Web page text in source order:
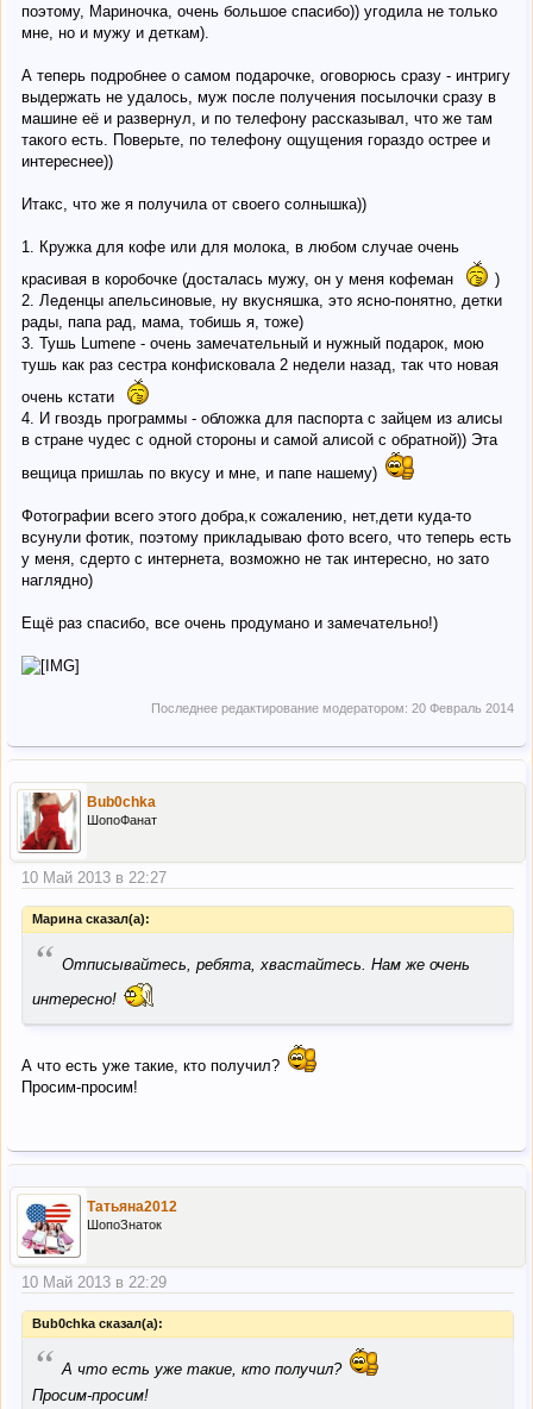
поэтому, Мариночка, очень большое спасибо)) угодила не только
мне, но и мужу и деткам).
А теперь подробнее о самом подарочке, оговорюсь сразу - интригу
выдержать не удалось, муж после получения посылочки сразу в
машине её и развернул, и по телефону рассказывал, что же там
такого есть. Поверьте, по телефону ощущения гораздо острее и
интереснее))
Итакс, что же я получила от своего солнышка))
1. Кружка для кофе или для молока, в любом случае очень
красивая в коробочке (досталась мужу, он у меня кофеман
)
2. Леденцы апельсиновые, ну вкусняшка, это ясно-понятно, детки
рады, папа рад, мама, тобишь я, тоже)
3. Тушь Lumene - очень замечательный и нужный подарок, мою
тушь как раз сестра конфисковала 2 недели назад, так что новая
очень кстати
4. И гвоздь программы - обложка для паспорта с зайцем из алисы
в стране чудес с одной стороны и самой алисой с обратной)) Эта
вещица пришлаь по вкусу и мне, и папе нашему)
Фотографии всего этого добра,к сожалению, нет,дети куда-то
всунули фотик, поэтому прикладываю фото всего, что теперь есть
у меня, сдерто с интернета, возможно не так интересно, но зато
наглядно)
Ещё раз спасибо, все очень продумано и замечательно!)
Последнее редактирование модератором: 20 Февраль 2014
Bub0chka
ШопоФанат
10 Май 2013 в 22:27
Марина сказал(а):
“ Отписывайтесь, ребята, хвастайтесь. Нам же очень
интересно!
А что есть уже такие, кто получил?
Просим-просим!
Татьяна2012
ШопоЗнаток
10 Май 2013 в 22:29
Bub0chka сказал(а):
“ А что есть уже такие, кто получил?
Просим-просим!